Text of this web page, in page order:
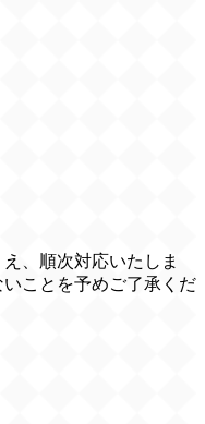
、順次対応いたしま
ことを予めご了承くだ